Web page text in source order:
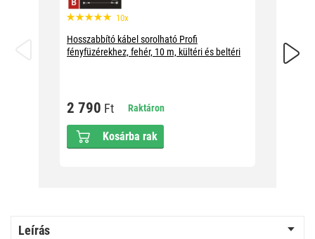
10x
Hosszabbító kábel sorolható Profi
fényfüzérekhez, fehér, 10 m, kültéri és beltéri
2 790 Ft Raktáron
Kosárba rak
Leírás